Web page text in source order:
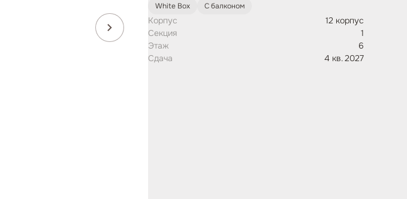
White Box
С балконом
Корпус
12 корпус
Секция
1
Этаж
6
Сдача
4 кв. 2027